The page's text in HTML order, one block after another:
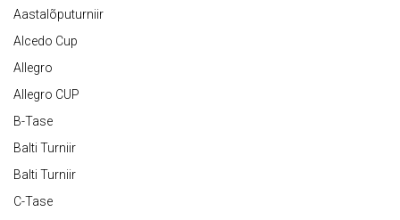
Aastalõputurniir
Alcedo Cup
Allegro
Allegro CUP
B-Tase
Balti Turniir
Balti Turniir
C-Tase